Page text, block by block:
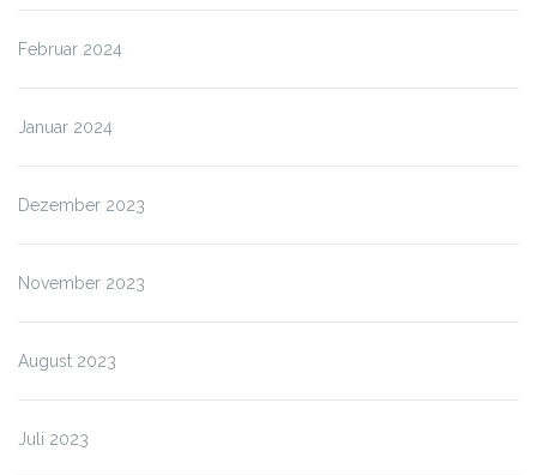
Februar 2024
Januar 2024
Dezember 2023
November 2023
August 2023
Juli 2023